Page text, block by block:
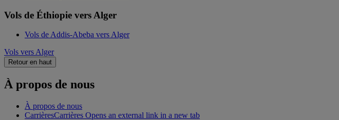
Vols de Éthiopie vers Alger
Vols de Addis-Abeba vers Alger
Vols vers Alger
Retour en haut
À propos de nous
À propos de nous
CarrièresCarrières Opens an external link in a new tab